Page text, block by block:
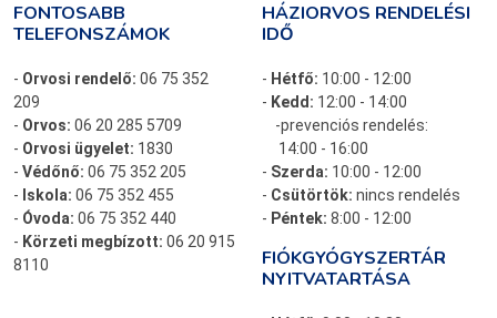
FONTOSABB
TELEFONSZÁMOK
- Orvosi rendelő: 06 75 352
209
- Orvos: 06 20 285 5709
- Orvosi ügyelet: 1830
- Védőnő: 06 75 352 205
- Iskola: 06 75 352 455
- Óvoda: 06 75 352 440
- Körzeti megbízott: 06 20 915
8110
HÁZIORVOS RENDELÉSI
IDŐ
- Hétfő: 10:00 - 12:00
- Kedd: 12:00 - 14:00
-prevenciós rendelés:
14:00 - 16:00
- Szerda: 10:00 - 12:00
- Csütörtök: nincs rendelés
- Péntek: 8:00 - 12:00
FIÓKGYÓGYSZERTÁR
NYITVATARTÁSA